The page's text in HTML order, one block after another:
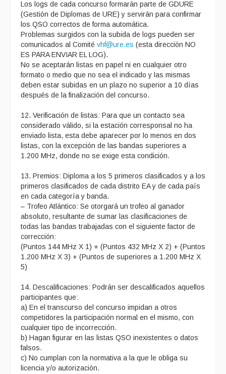
Los logs de cada concurso formarán parte de GDURE
(Gestión de Diplomas de URE) y servirán para confirmar
los QSO correctos de forma automática.
Problemas surgidos con la subida de logs pueden ser
comunicados al Comité vhf@ure.es (esta dirección NO
ES PARA ENVIAR EL LOG).
No se aceptarán listas en papel ni en cualquier otro
formato o medio que no sea el indicado y las mismas
deben estar subidas en un plazo no superior a 10 días
después de la finalización del concurso.
12. Verificación de listas: Para que un contacto sea
considerado válido, si la estación corresponsal no ha
enviado lista, esta debe aparecer por lo menos en dos
listas, con la excepción de las bandas superiores a
1.200 MHz, donde no se exige esta condición.
13. Premios: Diploma a los 5 primeros clasificados y a los
primeros clasificados de cada distrito EA y de cada país
en cada categoría y banda.
– Trofeo Atlántico: Se otorgará un trofeo al ganador
absoluto, resultante de sumar las clasificaciones de
todas las bandas trabajadas con el siguiente factor de
corrección:
(Puntos 144 MHz X 1) + (Puntos 432 MHz X 2) + (Puntos
1.200 MHz X 3) + (Puntos de superiores a 1.200 MHz X
5)
14. Descalificaciones: Podrán ser descalificados aquellos
participantes que:
a) En el transcurso del concurso impidan a otros
competidores la participación normal en el mismo, con
cualquier tipo de incorrección.
b) Hagan figurar en las listas QSO inexistentes o datos
falsos.
c) No cumplan con la normativa a la que le obliga su
licencia y/o autorización.